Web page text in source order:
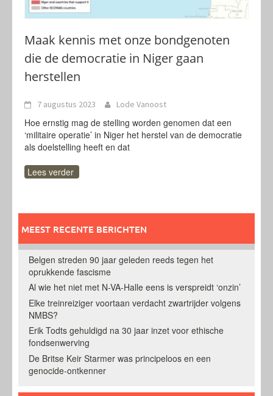
Maak kennis met onze bondgenoten
die de democratie in Niger gaan
herstellen
7 augustus 2023 Lode Vanoost
Hoe ernstig mag de stelling worden genomen dat een
‘militaire operatie’ in Niger het herstel van de democratie
als doelstelling heeft en dat
Lees verder
MEEST RECENTE BERICHTEN
Belgen streden 90 jaar geleden reeds tegen het
oprukkende fascisme
Al wie het niet met N-VA-Halle eens is verspreidt ‘onzin’
Elke treinreiziger voortaan verdacht zwartrijder volgens
NMBS?
Erik Todts gehuldigd na 30 jaar inzet voor ethische
fondsenwerving
De Britse Keir Starmer was principeloos en een
genocide-ontkenner